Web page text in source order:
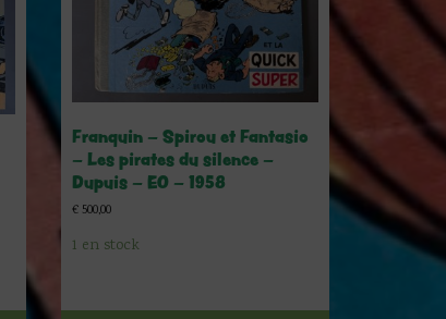
Franquin – Spirou et Fantasio
– Les pirates du silence –
Dupuis – EO – 1958
€ 500,00
1 en stock